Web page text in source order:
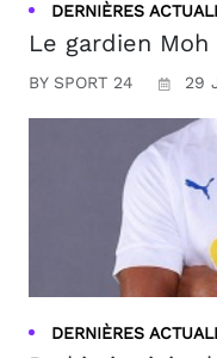
DERNIÈRES
Le gardien Moh
BY SPORT 24 29
DERNIÈRES